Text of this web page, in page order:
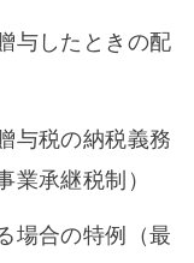
与したときの配
与税の納税義務
業承継税制）
場合の特例（最